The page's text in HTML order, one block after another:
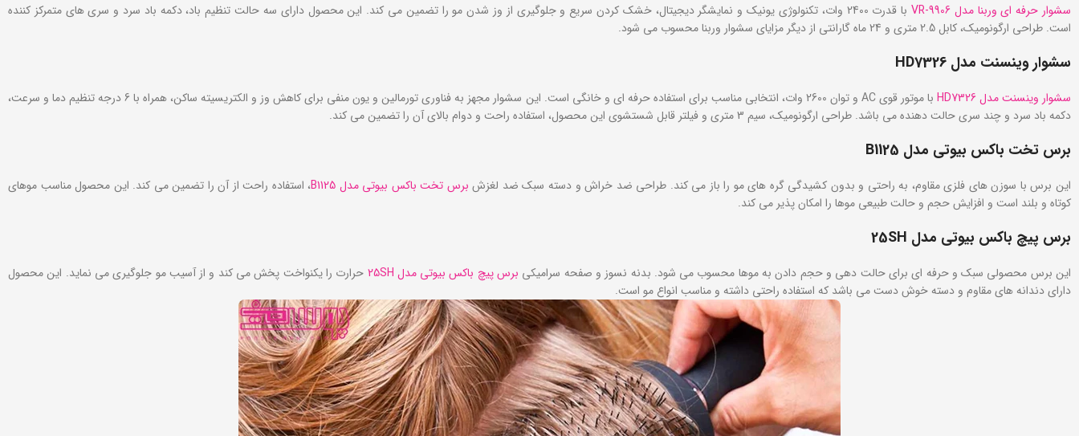
سشوار حرفه‌ ای وربنا مدل VR-9906
با قدرت 2400 وات، تکنولوژی یونیک و نمایشگر دیجیتال، خشک کردن سریع و جلوگیری از وز شدن مو را تضمین می ‌کند. این محصول دارای سه حالت تنظیم باد، دکمه باد سرد و سری‌ های متمرکز کننده
است. طراحی ارگونومیک، کابل 2.5 متری و 24 ماه گارانتی از دیگر مزایای سشوار وربنا محسوب می شود.
سشوار وینسنت مدل
سشوار وینسنت مدل HD7326
با موتور قوی AC و توان 2600 وات، انتخابی مناسب برای استفاده حرفه ‌ای و خانگی است. این سشوار مجهز به فناوری تورمالین و یون منفی برای کاهش وز و الکتریسیته ساکن، همراه با 6 درجه تنظیم دما و سرعت،
دکمه باد سرد و چند سری حالت ‌دهنده می‌ باشد. طراحی ارگونومیک، سیم 3 متری و فیلتر قابل شستشوی این محصول، استفاده راحت و دوام بالای آن را تضمین می ‌کند.
برس تخت باکس بیوتی مدل
این برس با سوزن ‌های فلزی مقاوم، به‌ راحتی و بدون کشیدگی گره ‌های مو را باز می‌ کند. طراحی ضد خراش و دسته سبک ضد لغزش برس تخت باکس بیوتی مدل B1125
، استفاده راحت از آن را تضمین می ‌کند. این محصول مناسب موهای
کوتاه و بلند است و افزایش حجم و حالت طبیعی موها را امکان‌ پذیر می‌ کند.
برس پیچ باکس بیوتی مدل 25 SH
این برس محصولی سبک و حرفه ‌ای برای حالت ‌دهی و حجم دادن به موها محسوب می شود. بدنه نسوز و صفحه سرامیکی برس پیچ باکس بیوتی مدل 25SH
حرارت را یکنواخت پخش می ‌کند و از آسیب مو جلوگیری می نماید. این محصول
دارای دندانه‌ های مقاوم و دسته خوش ‌دست می باشد که استفاده راحتی داشته و مناسب انواع مو است.